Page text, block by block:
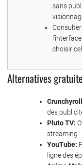
sans
choisir
Alternatives
des
Pluto TV:
streaming.
YouTube:
ligne des